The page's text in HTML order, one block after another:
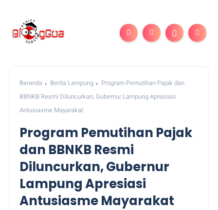
Beranda Berita Lampung
Program Pemutihan Pajak dan
BBNKB Resmi Diluncurkan, Gubernur Lampung Apresiasi
Antusiasme Mayarakat
Program Pemutihan Pajak
dan BBNKB Resmi
Diluncurkan, Gubernur
Lampung Apresiasi
Antusiasme Mayarakat